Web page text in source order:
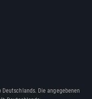
Die angegebenen